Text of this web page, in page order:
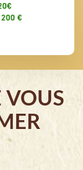
200 €
VOUS